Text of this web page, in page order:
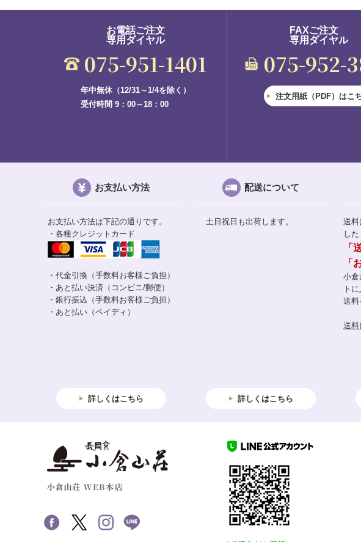
お電話ご注文
専用ダイヤル
075-951-1401
年中無休（12/31～1/4を除く）
受付時間 9：00～18：00
FAXご注文
専用ダイヤル
075-952-
注文用紙（PDF）はこ
お支払い方法
お支払い方法は下記の通りです。
・各種クレジットカード
・代金引換（手数料お客様ご負担）
・あと払い決済（コンビニ/郵便）
・銀行振込（手数料お客様ご負担）
・あと払い（ペイディ）
詳しくはこちら
配送について
土日祝日も出荷します。
詳しくはこちら
送料
した
「
「
小倉
ト
送料
送料